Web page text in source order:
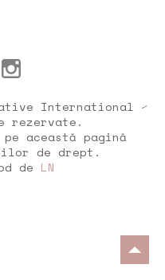
International ⁄
rezervate.
această pagină
de drept.
de LN